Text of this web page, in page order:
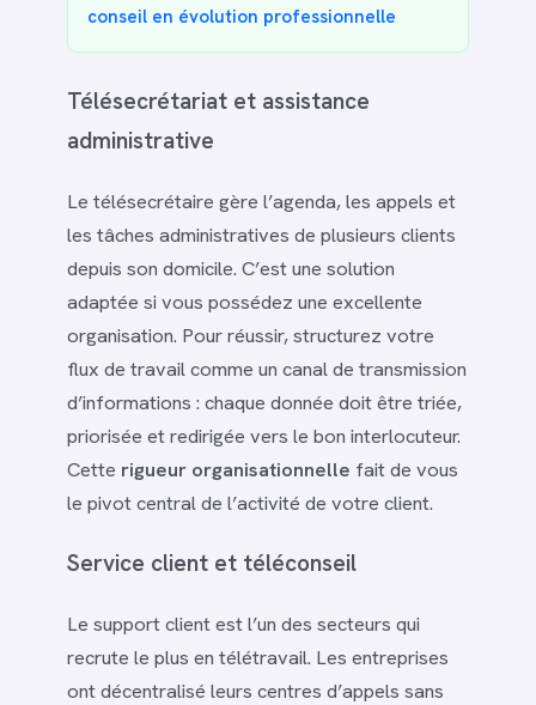
conseil en évolution professionnelle
Télésecrétariat et assistance
administrative
Le télésecrétaire gère l’agenda, les appels et
les tâches administratives de plusieurs clients
depuis son domicile. C’est une solution
adaptée si vous possédez une excellente
organisation. Pour réussir, structurez votre
flux de travail comme un canal de transmission
d’informations : chaque donnée doit être triée,
priorisée et redirigée vers le bon interlocuteur.
Cette rigueur organisationnelle fait de vous
le pivot central de l’activité de votre client.
Service client et téléconseil
Le support client est l’un des secteurs qui
recrute le plus en télétravail. Les entreprises
ont décentralisé leurs centres d’appels sans